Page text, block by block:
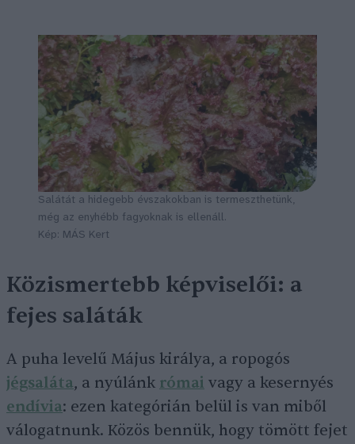
Salátát a hidegebb évszakokban is termeszthetünk,
még az enyhébb fagyoknak is ellenáll.
Kép: MÁS Kert
Közismertebb képviselői: a
fejes saláták
A puha levelű Május királya, a ropogós
jégsaláta, a nyúlánk római vagy a kesernyés
endívia: ezen kategórián belül is van miből
válogatnunk. Közös bennük, hogy tömött fejet